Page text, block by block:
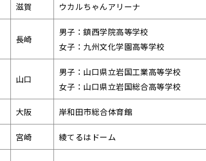
滋賀 ウカルちゃんアリーナ
長崎
男子：鎮西学院高等学校
女子：九州文化学園高等学校
山口
男子：山口県立岩国工業高等学校
女子：山口県立岩国総合高等学校
大阪 岸和田市総合体育館
宮崎 綾てるはドーム